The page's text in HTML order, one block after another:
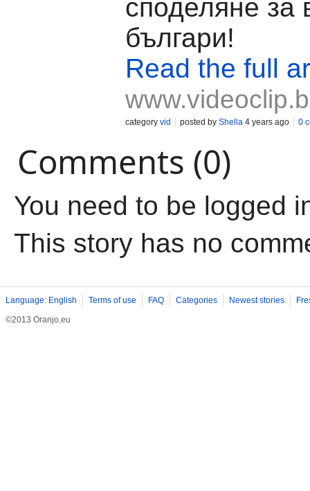
споделяне за
българи!
Read the full
category vid posted by Shella 4 years ago 0
Comments (0)
You need to be logged
This story has no
Language: English Terms of use FAQ Categories Newest stories
©2013 Oranjo.eu